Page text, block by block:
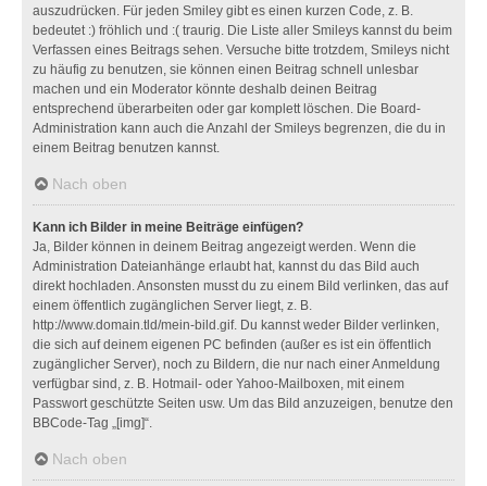
auszudrücken. Für jeden Smiley gibt es einen kurzen Code, z. B.
bedeutet :) fröhlich und :( traurig. Die Liste aller Smileys kannst du beim
Verfassen eines Beitrags sehen. Versuche bitte trotzdem, Smileys nicht
zu häufig zu benutzen, sie können einen Beitrag schnell unlesbar
machen und ein Moderator könnte deshalb deinen Beitrag
entsprechend überarbeiten oder gar komplett löschen. Die Board-
Administration kann auch die Anzahl der Smileys begrenzen, die du in
einem Beitrag benutzen kannst.
Nach oben
Kann ich Bilder in meine Beiträge einfügen?
Ja, Bilder können in deinem Beitrag angezeigt werden. Wenn die
Administration Dateianhänge erlaubt hat, kannst du das Bild auch
direkt hochladen. Ansonsten musst du zu einem Bild verlinken, das auf
einem öffentlich zugänglichen Server liegt, z. B.
http://www.domain.tld/mein-bild.gif. Du kannst weder Bilder verlinken,
die sich auf deinem eigenen PC befinden (außer es ist ein öffentlich
zugänglicher Server), noch zu Bildern, die nur nach einer Anmeldung
verfügbar sind, z. B. Hotmail- oder Yahoo-Mailboxen, mit einem
Passwort geschützte Seiten usw. Um das Bild anzuzeigen, benutze den
BBCode-Tag „[img]“.
Nach oben